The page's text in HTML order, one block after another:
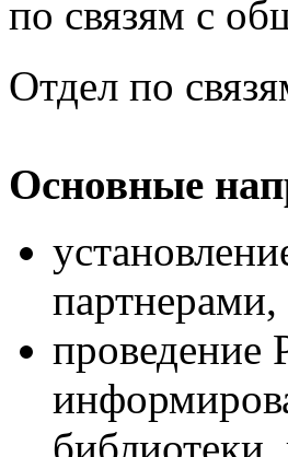
по связям с
Отдел по
Основные
проведение